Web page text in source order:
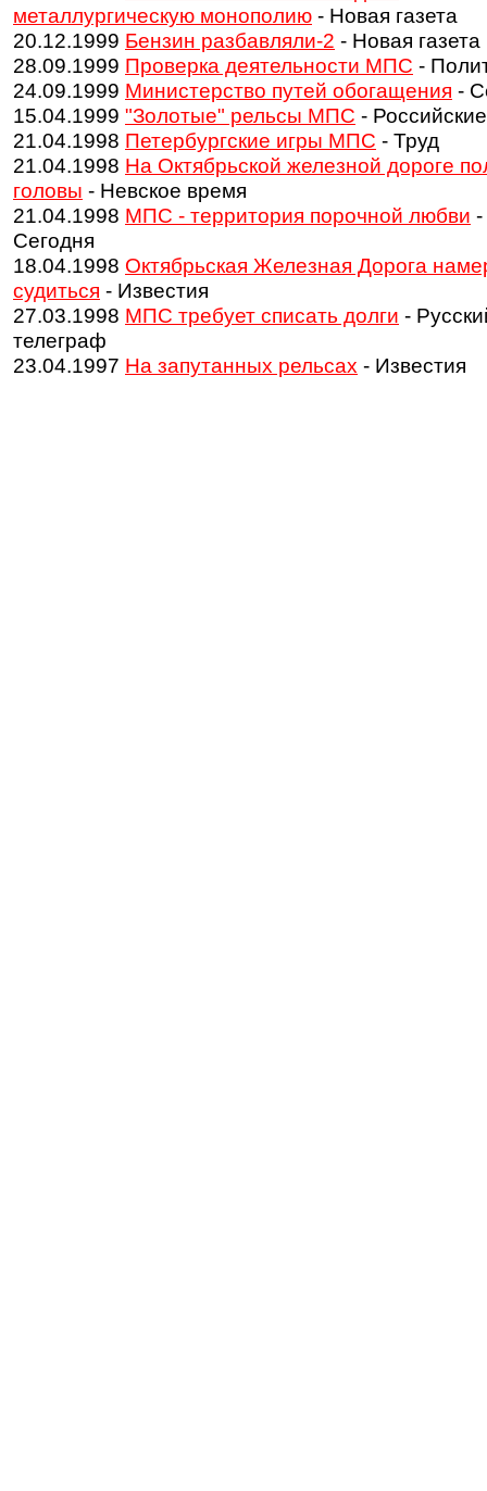
металлургическую монополию - Новая газета
20.12.1999 Бензин разбавляли-2 - Новая газета
28.09.1999 Проверка деятельности МПС -
24.09.1999 Министерство путей обогащения -
15.04.1999 "Золотые" рельсы МПС -
21.04.1998 Петербургские игры МПС - Труд
21.04.1998 На Октябрьской железной дороге
головы - Невское время
21.04.1998 МПС - территория порочной любви -
Сегодня
18.04.1998 Октябрьская Железная Дорога
судиться - Известия
27.03.1998 МПС требует списать долги -
телеграф
23.04.1997 На запутанных рельсах - Известия